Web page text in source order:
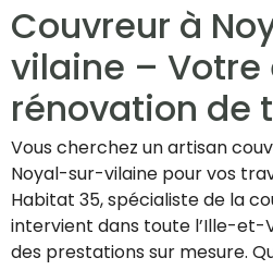
Couvreur à
vilaine – Votre
rénovation de
Vous cherchez un artisan
Noyal-sur-vilaine pour vos
Habitat 35, spécialiste de la
intervient dans toute l’Ille-et-
des prestations sur mesure.